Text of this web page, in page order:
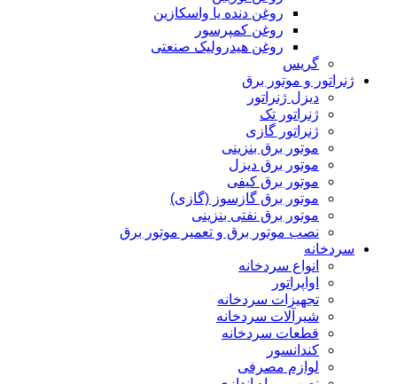
روغن دنده یا واسکازین
روغن کمپرسور
روغن هیدرولیک صنعتی
گریس
ژنراتور و موتور برق
دیزل ژنراتور
ژنراتور تک
ژنراتور گازی
موتور برق بنزینی
موتور برق دیزل
موتور برق کیفی
موتور برق گازسوز (گازی)
موتور برق نفتی بنزینی
نصب موتور برق و تعمیر موتور برق
سردخانه
انواع سردخانه
اواپراتور
تجهیزات سردخانه
شیرآلات سردخانه
قطعات سردخانه
کندانسور
لوازم مصرفی